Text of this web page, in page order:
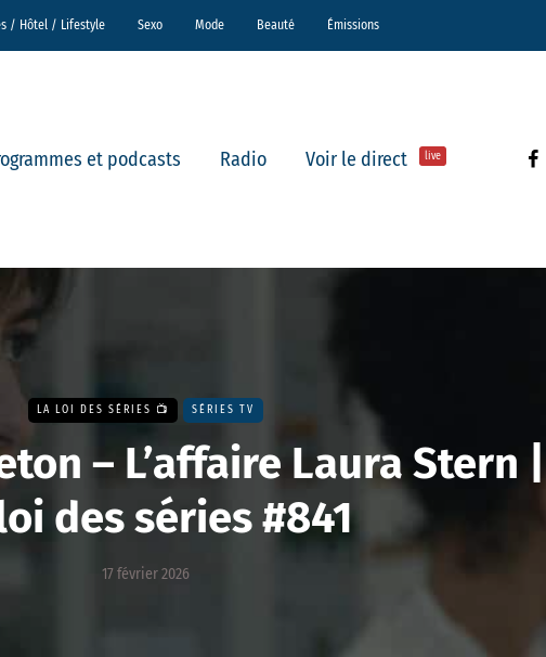
/ Hôtel / Lifestyle Sexo Mode Beauté Émissions
et podcasts Radio Voir le direct live
LA LOI DES SÉRIES 📺 SÉRIES TV
– L’affaire Laura Stern |
des séries #841
17 février 2026